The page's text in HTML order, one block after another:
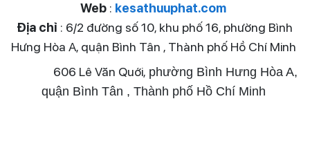
Web : kesathuuphat.com
Địa chỉ : 6/2 đường số 10, khu phố 16, phường Bình
Hưng Hòa A, quận Bình Tân , Thành phố Hồ Chí Minh
606 Lê Văn Quới, phường Bình Hưng Hòa A,
quận Bình Tân , Thành phố Hồ Chí Minh